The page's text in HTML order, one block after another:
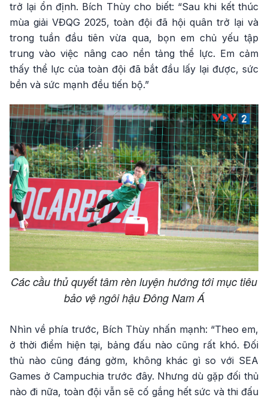
trở lại ổn định. Bích Thùy cho biết: “Sau khi kết thúc
mùa giải VĐQG 2025, toàn đội đã hội quân trở lại và
trong tuần đầu tiên vừa qua, bọn em chủ yếu tập
trung vào việc nâng cao nền tảng thể lực. Em cảm
thấy thể lực của toàn đội đã bắt đầu lấy lại được, sức
bền và sức mạnh đều tiến bộ.”
Các cầu thủ quyết tâm rèn luyện hướng tới mục tiêu
bảo vệ ngôi hậu Đông Nam Á
Nhìn về phía trước, Bích Thùy nhấn mạnh: “Theo em,
ở thời điểm hiện tại, bảng đấu nào cũng rất khó. Đối
thủ nào cũng đáng gờm, không khác gì so với SEA
Games ở Campuchia trước đây. Nhưng dù gặp đối thủ
nào đi nữa, toàn đội vẫn sẽ cố gắng hết sức và thi đấu